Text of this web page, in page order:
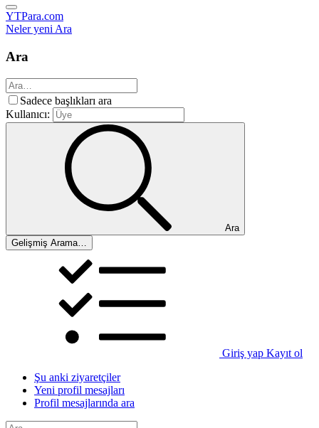
YTPara.com
Neler yeniAra
Ara
Sadece başlıkları ara
Kullanıcı:
Ara
Gelişmiş Arama…
Giriş yap Kayıt ol
Şu anki ziyaretçiler
Yeni profil mesajları
Profil mesajlarında ara